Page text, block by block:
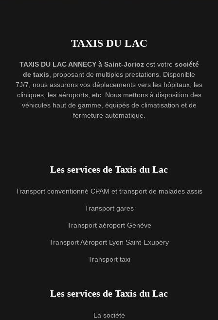
TAXIS DU LAC
TAXIS DU LAC ANNECY à Saint-Joriozest votre société
de taxis, proposant de multiples prestations. Disponible
7J/7, nous assurons vos déplacements vers les hôpitaux, les
cliniques, les aéroports, etc. Nous mettons à disposition des
véhicules haut de gamme, équipés de climatisation et de
fermeture automatique.
Les services de Taxis du Lac
Transport conventionné CPAM et transport de malades assis
Transport gares
Transport aéroport Genève
Transport Aéroport Lyon Saint-Exupéry
Transport taxi
Les services de Taxis du Lac
La société